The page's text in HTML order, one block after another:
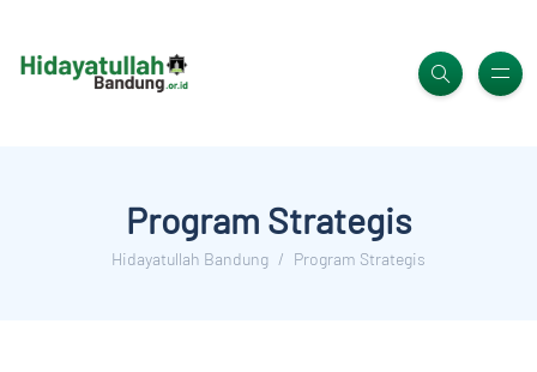
Program Strategis
Hidayatullah Bandung Program Strategis